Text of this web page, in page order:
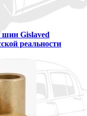
шин Gislaved
реальности